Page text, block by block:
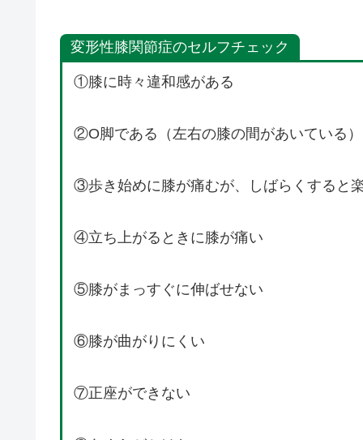
変形性膝関節症のセルフチェック
①膝に時々違和感がある
②O脚である（左右の膝の間があいている）
③歩き始めに膝が痛むが、しばらくすると
④立ち上がるときに膝が痛い
⑤膝がまっすぐに伸ばせない
⑥膝が曲がりにくい
⑦正座ができない